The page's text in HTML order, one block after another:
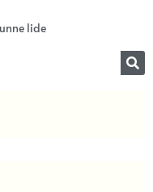
lide